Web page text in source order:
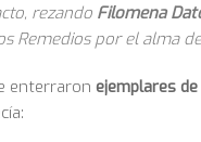
rezando Filomena
Remedios por el alma
enterraron ejemplares